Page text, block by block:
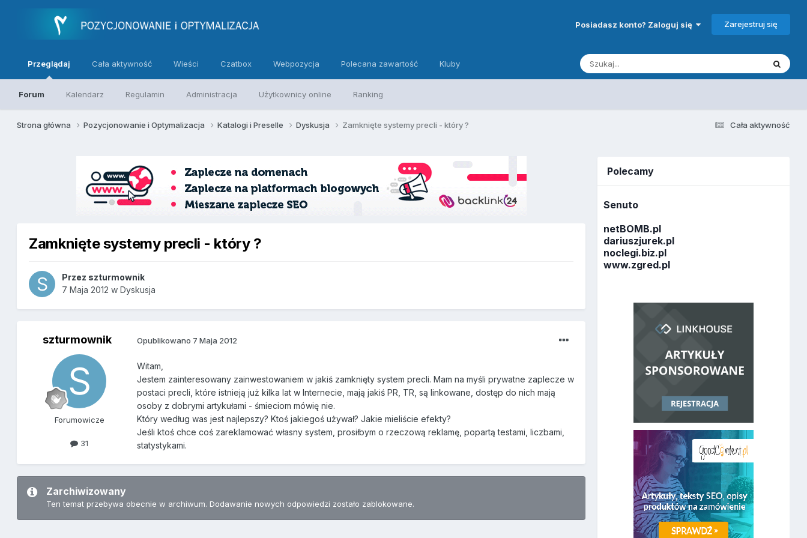
Posiadasz konto? Zaloguj się Zarejestruj się
Przeglądaj
Forum Kalendarz Regulamin Administracja Użytkownicy online Ranking
Cała aktywność Wieści Czatbox Webpozycja Polecana zawartość Kluby
Cała aktywność
Strona główna Pozycjonowanie i Optymalizacja Katalogi i Preselle Dyskusja Zamknięte systemy precli - który ?
Zamknięte systemy precli - który ?
Przez szturmownik
7 Maja 2012 wDyskusja
szturmownik
Forumowicze
31
Opublikowano 7 Maja 2012
Witam,
Jestem zainteresowany zainwestowaniem w jakiś zamknięty system precli. Mam na myśli prywatne zaplecze w
postaci precli, które istnieją już kilka lat w Internecie, mają jakiś PR, TR, są linkowane, dostęp do nich mają
osoby z dobrymi artykułami - śmieciom mówię nie.
Który według was jest najlepszy? Ktoś jakiegoś używał? Jakie mieliście efekty?
Jeśli ktoś chce coś zareklamować własny system, prosiłbym o rzeczową reklamę, popartą testami, liczbami,
statystykami.
Zarchiwizowany
Ten temat przebywa obecnie w archiwum. Dodawanie nowych odpowiedzi zostało zablokowane.
Polecamy
Senuto
netBOMB.pl
dariuszjurek.pl
noclegi.biz.pl
www.zgred.pl